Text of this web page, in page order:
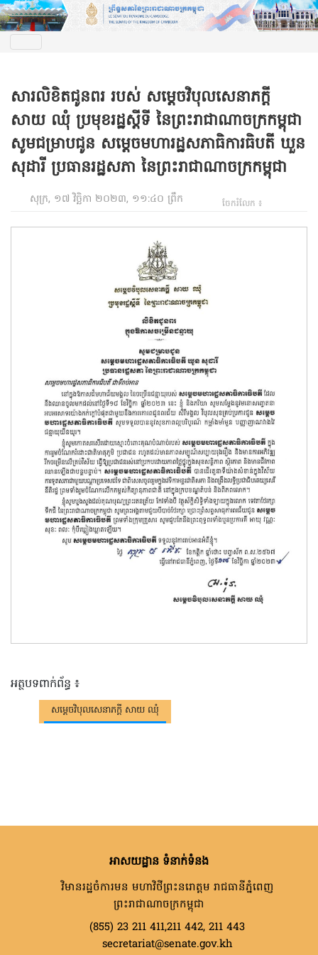
សារលិខិតជូនពរ របស់ សម្តេចវិបុលសេនាភក្តី
សាយ ឈុំ ប្រមុខរដ្ឋស្តីទី នៃព្រះរាជាណាចក្រកម្ពុជា
សូមជម្រាបជូន សម្តេចមហារដ្ឋសភាធិការធិបតី ឃួន
សុដារី ប្រធានរដ្ឋសភា នៃព្រះរាជាណាចក្រកម្ពុជា
សុក្រ, ១៧ វិច្ឆិកា ២០២៣, ១១:៤០ ព្រឹក ចែករំលែក ៖
អត្ថបទពាក់ព័ន្ធ ៖
សម្តេចវិបុលសេនាភក្តី សាយ ឈុំ
អាសយដ្ឋាន ទំនាក់ទំនង
វិមានរដ្ឋចំការមន មហាវិថីព្រះនរោត្តម រាជធានីភ្នំពេញ
ព្រះរាជាណាចក្រកម្ពុជា
(855) 23 211 411,211 442, 211 443
secretariat@senate.gov.kh